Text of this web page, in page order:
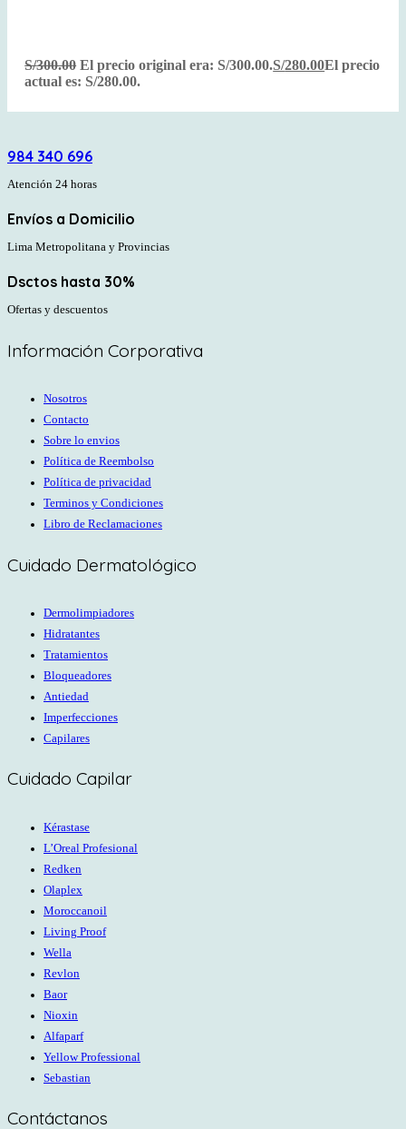
S/300.00 El precio original era: S/300.00.S/280.00El precio
actual es: S/280.00.
984 340 696
Atención 24 horas
Envíos a Domicilio
Lima Metropolitana y Provincias
Dsctos hasta 30%
Ofertas y descuentos
Información Corporativa
Nosotros
Contacto
Sobre lo envios
Política de Reembolso
Política de privacidad
Terminos y Condiciones
Libro de Reclamaciones
Cuidado Dermatológico
Dermolimpiadores
Hidratantes
Tratamientos
Bloqueadores
Antiedad
Imperfecciones
Capilares
Cuidado Capilar
Kérastase
L’Oreal Profesional
Redken
Olaplex
Moroccanoil
Living Proof
Wella
Revlon
Baor
Nioxin
Alfaparf
Yellow Professional
Sebastian
Contáctanos